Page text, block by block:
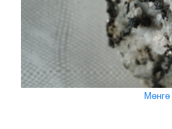
Мөнгө